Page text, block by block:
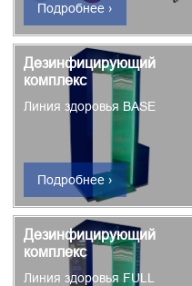
Подробнее ›
Дезинфицирующий
комплекс
Линия здоровья BASE
Подробнее ›
Дезинфицирующий
комплекс
Линия здоровья FULL